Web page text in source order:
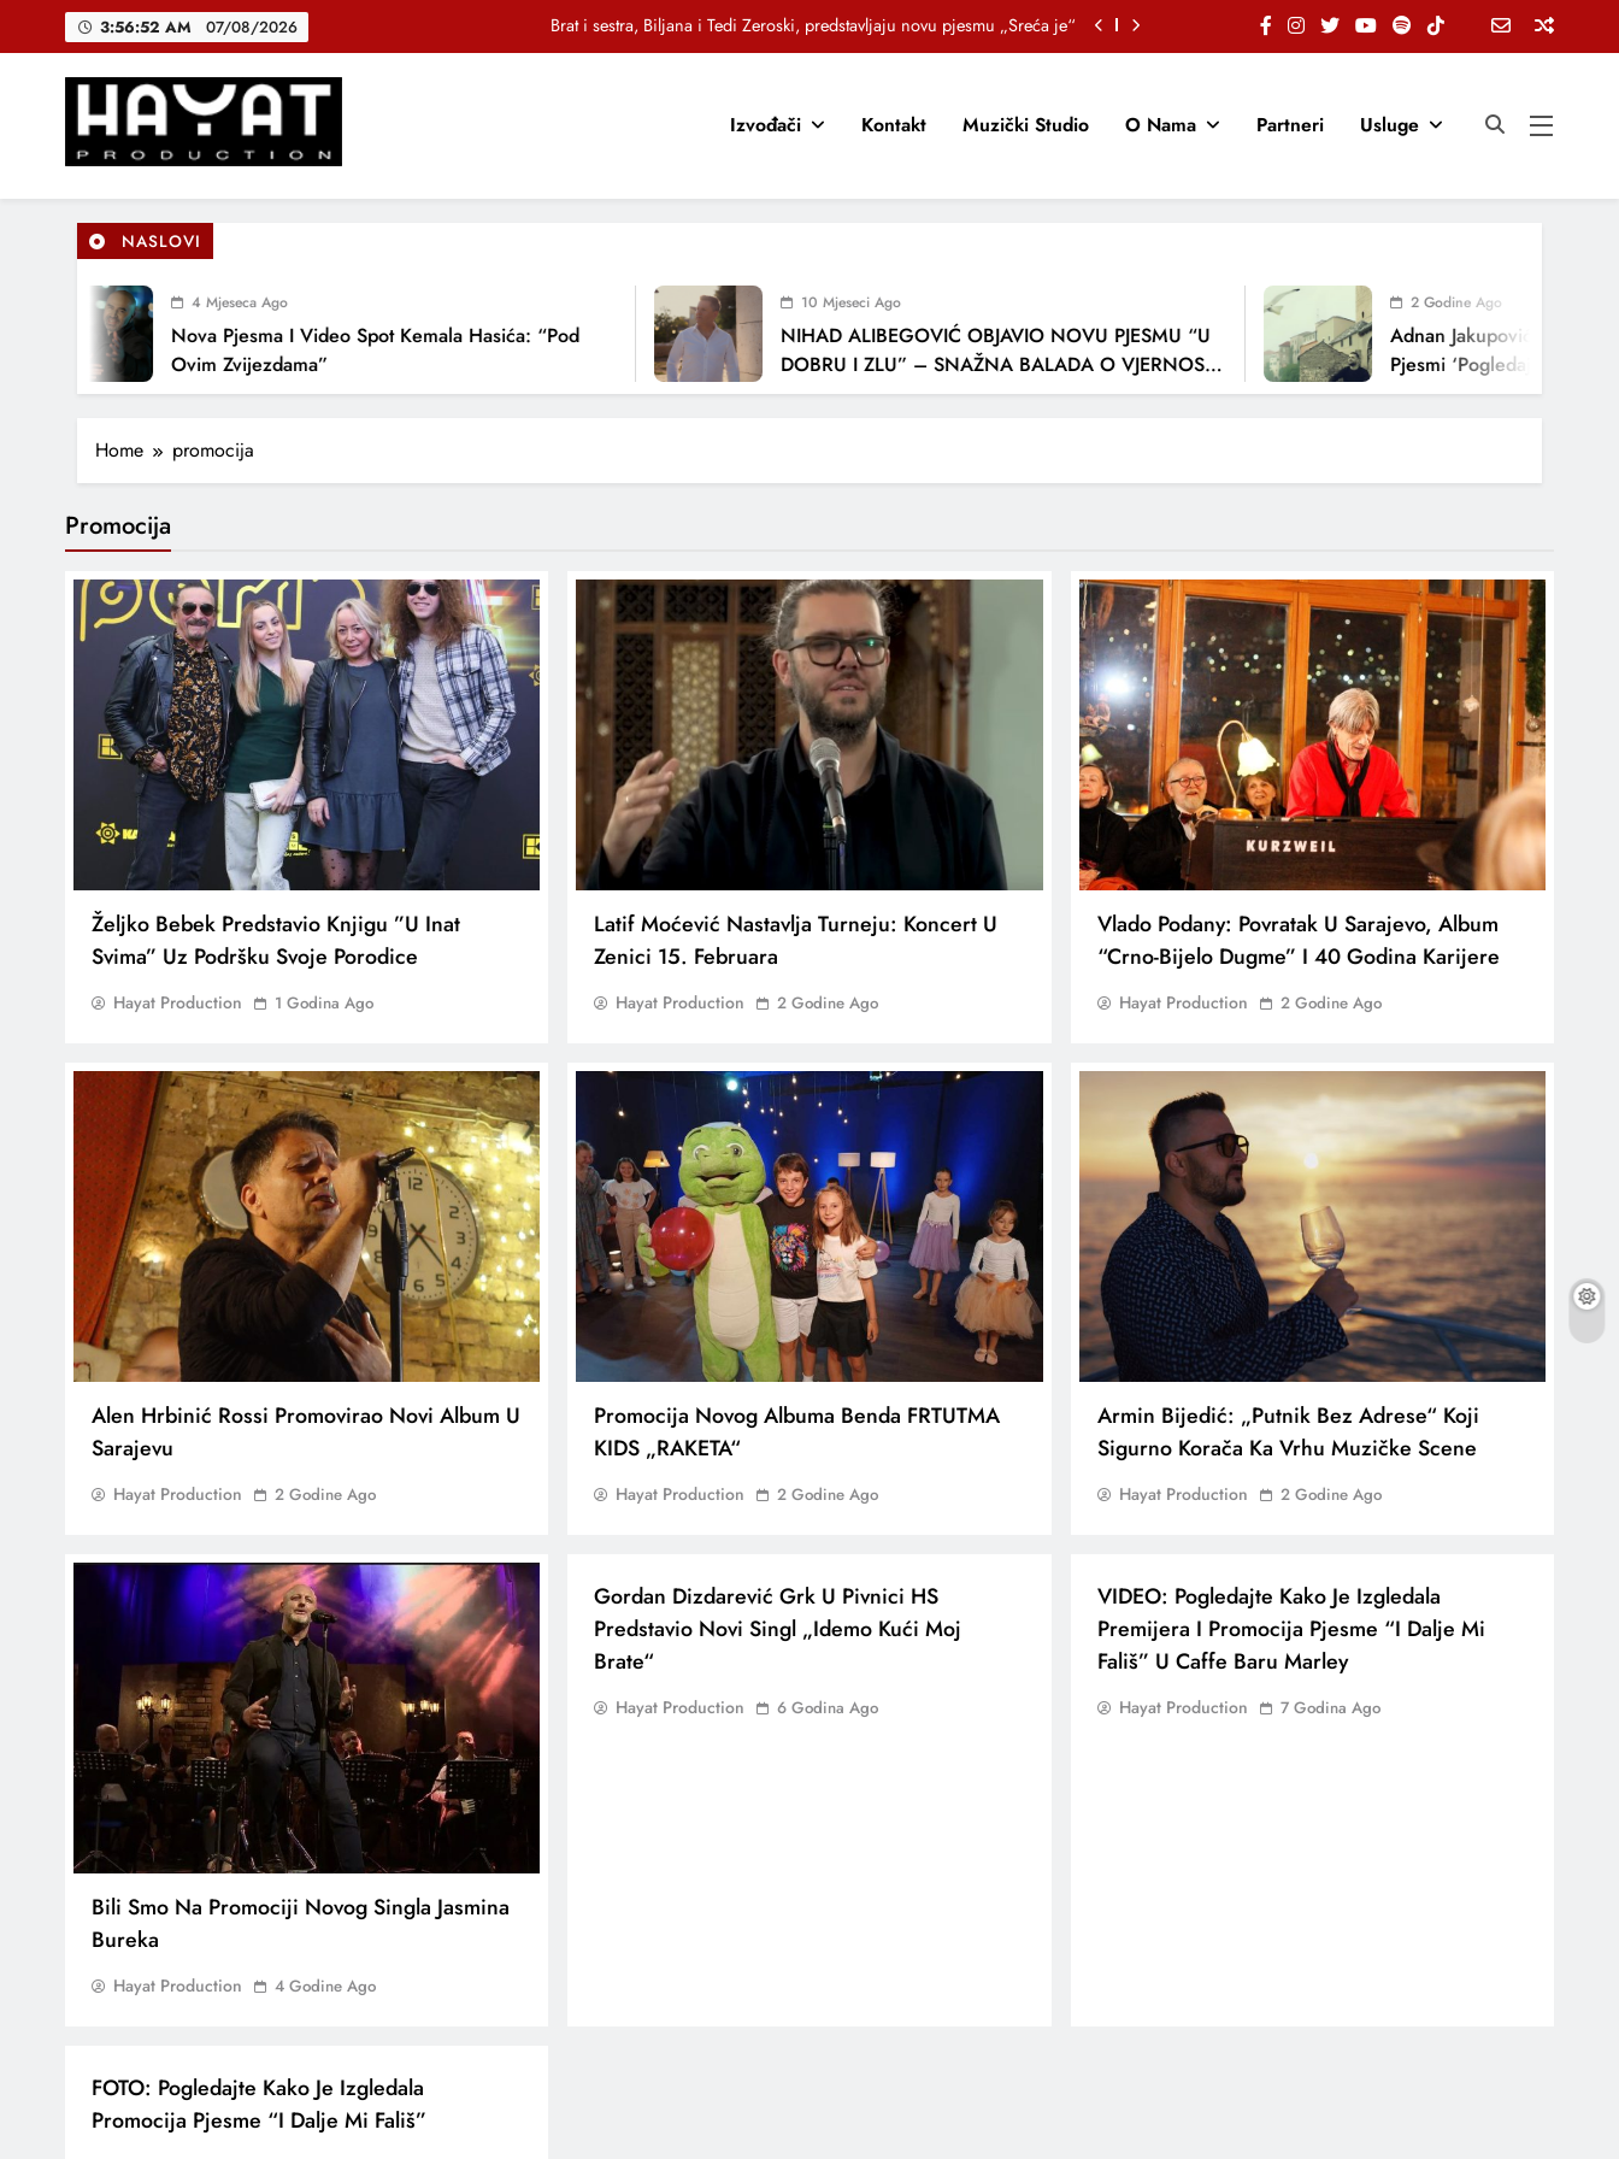
3:56:53 AM 07/08/2026
Brat i sestra, Biljana i Tedi Zeroski, predstavljaju novu pjesmu „Sreća je“
Jasna Gospić predstavlja novi singl – „Rano“
Jasna Gospić predstavlja novi singl – „Rano“
Hayat Production
Promocija domaće muzike
Izvođači Kontakt Muzički Studio O Nama Partneri Usluge
NASLOVI
4 Mjeseca Ago
Nova Pjesma I Video Spot Kemala Hasića: “Pod
Ovim Zvijezdama”
10 Mjeseci Ago
NIHAD ALIBEGOVIĆ OBJAVIO NOVU PJESMU “U
DOBRU I ZLU” – SNAŽNA BALADA O VJERNOSTI,
LJUBAVI I VREMENU KOJE NAS MIJENJA
2 Godine Ago
Adnan Jakupović Donosi
Pjesmi ‘Pogledaj Me’
Home promocija
Promocija
Željko Bebek Predstavio Knjigu ”U Inat
Svima” Uz Podršku Svoje Porodice
Hayat Production 1 Godina Ago
Latif Moćević Nastavlja Turneju: Koncert U
Zenici 15. Februara
Hayat Production 2 Godine Ago
Vlado Podany: Povratak U Sarajevo, Album
“Crno-Bijelo Dugme” I 40 Godina Karijere
Hayat Production 2 Godine Ago
Alen Hrbinić Rossi Promovirao Novi Album U
Sarajevu
Hayat Production 2 Godine Ago
Promocija Novog Albuma Benda FRTUTMA
KIDS „RAKETA“
Hayat Production 2 Godine Ago
Armin Bijedić: „Putnik Bez Adrese“ Koji
Sigurno Korača Ka Vrhu Muzičke Scene
Hayat Production 2 Godine Ago
Bili Smo Na Promociji Novog Singla Jasmina
Bureka
Hayat Production 4 Godine Ago
Gordan Dizdarević Grk U Pivnici HS
Predstavio Novi Singl „Idemo Kući Moj
Brate“
Hayat Production 6 Godina Ago
VIDEO: Pogledajte Kako Je Izgledala
Premijera I Promocija Pjesme “I Dalje Mi
Fališ” U Caffe Baru Marley
Hayat Production 7 Godina Ago
FOTO: Pogledajte Kako Je Izgledala
Promocija Pjesme “I Dalje Mi Fališ”